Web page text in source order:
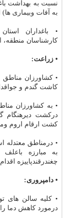
نسبت به بهداشت
به آفات وبیماری ها)
• باغداران
كارشناسان منطقه،
• زراعت:
• كشاورزان
كاشت گندم و
• به كشاورزان
دركشت دیرهنگام
كشت ارقام اروم
• درمناطق
به مبارزه
چغندرقندپاییزه اقدام
• دامپروری:
• كلیه سالن های
درمورد كاهش دما را